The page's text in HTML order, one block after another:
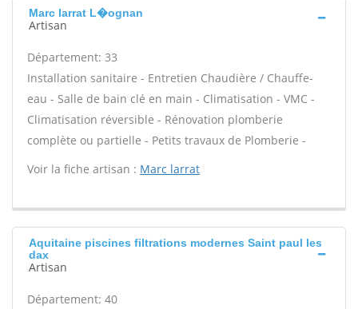
Marc larrat L�ognan
Artisan
Département: 33
Installation sanitaire - Entretien Chaudière / Chauffe-
eau - Salle de bain clé en main - Climatisation - VMC -
Climatisation réversible - Rénovation plomberie
complète ou partielle - Petits travaux de Plomberie -
Voir la fiche artisan : Marc larrat
Aquitaine piscines filtrations modernes Saint paul les
dax
Artisan
Département: 40